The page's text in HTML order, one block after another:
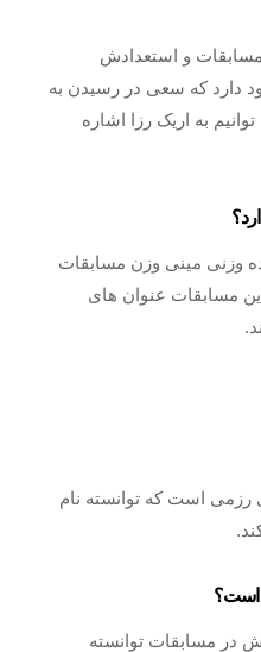
مسابقات و استعدادش
دارد که سعی در رسیدن به
به اریک رزا اشاره
وزنی مینی وزن مسابقات
مسابقات عنوان های
رزمی است که توانسته نام
است؟
در مسابقات توانسته